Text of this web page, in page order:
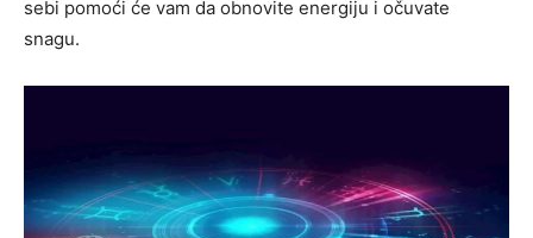
sebi pomoći će vam da obnovite energiju i očuvate
snagu.